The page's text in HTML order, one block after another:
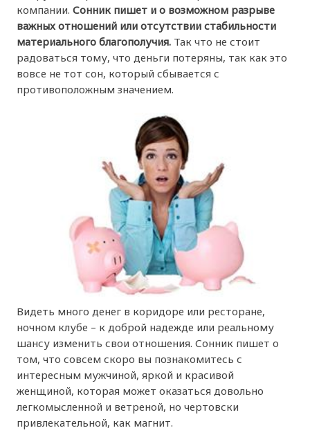
компании.Сонник пишет и о возможном разрыве
важных отношений или отсутствии стабильности
материального благополучия. Так что не стоит
радоваться тому, что деньги потеряны, так как это
вовсе не тот сон, который сбывается с
противоположным значением.
Видеть много денег в коридоре или ресторане,
ночном клубе – к доброй надежде или реальному
шансу изменить свои отношения. Сонник пишет о
том, что совсем скоро вы познакомитесь с
интересным мужчиной, яркой и красивой
женщиной, которая может оказаться довольно
легкомысленной и ветреной, но чертовски
привлекательной, как магнит.